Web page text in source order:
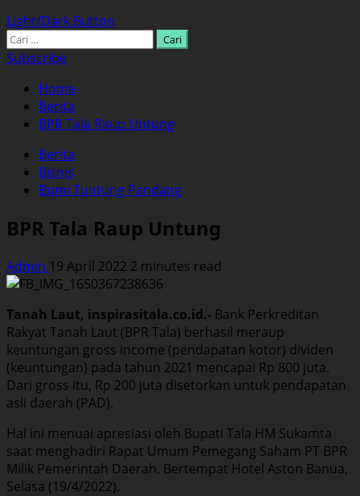
Light/Dark Button
Cari
untuk:
Subscribe
Home
Berita
BPR Tala Raup Untung
Berita
Bisnis
Bumi Tuntung Pandang
BPR Tala Raup Untung
Admin 19 April 2022 2 minutes read
Tanah Laut, inspirasitala.co.id.- Bank Perkreditan
Rakyat Tanah Laut (BPR Tala) berhasil meraup
keuntungan gross income (pendapatan kotor) dividen
(keuntungan) pada tahun 2021 mencapai Rp 800 juta.
Dari gross itu, Rp 200 juta disetorkan untuk pendapatan
asli daerah (PAD).
Hal ini menuai apresiasi oleh Bupati Tala HM Sukamta
saat menghadiri Rapat Umum Pemegang Saham PT BPR
Milik Pemerintah Daerah. Bertempat Hotel Aston Banua,
Selasa (19/4/2022).